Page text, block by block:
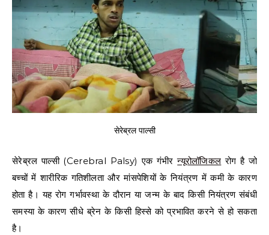
सेरेब्रल पाल्सी
सेरेब्रल पाल्सी (Cerebral Palsy) एक गंभीरन्यूरोलॉजिकल रोग है जो
बच्चों में शारीरिक गतिशीलता और मांसपेशियों के नियंत्रण में कमी के कारण
होता है। यह रोग गर्भावस्था के दौरान या जन्म के बाद किसी नियंत्रण संबंधी
समस्या के कारण सीधे ब्रेन के किसी हिस्से को प्रभावित करने से हो सकता
है।